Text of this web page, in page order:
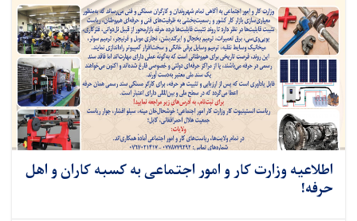
اطلاعیه وزارت کار و امور اجتماعی به کسبه کاران و اهل
حرفه!